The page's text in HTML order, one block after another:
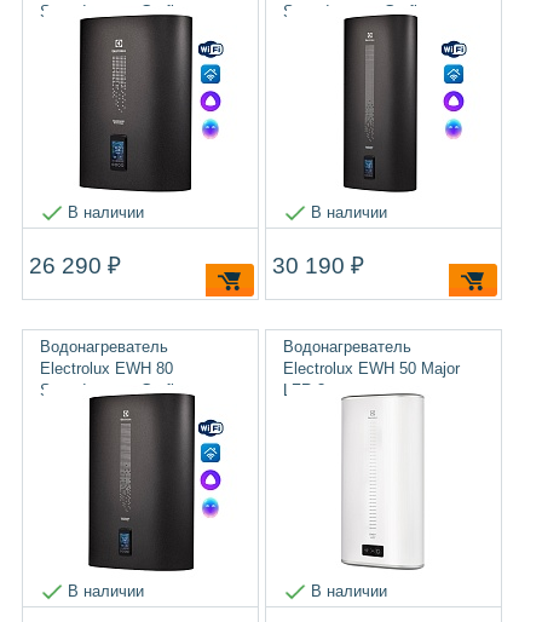
SmartInverter Grafit
В наличии
26 290 ₽
SmartInverter Grafit
В наличии
30 190 ₽
Водонагреватель
Electrolux EWH 80
SmartInverter Grafit
В наличии
Водонагреватель
Electrolux EWH 50 Major
LZR 3
В наличии